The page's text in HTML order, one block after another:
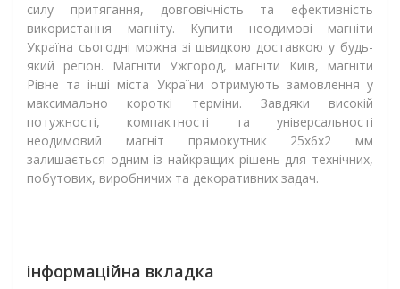
силу притягання, довговічність та ефективність
використання магніту. Купити неодимові магніти
Україна сьогодні можна зі швидкою доставкою у будь-
який регіон. Магніти Ужгород, магніти Київ, магніти
Рівне та інші міста України отримують замовлення у
максимально короткі терміни. Завдяки високій
потужності, компактності та універсальності
неодимовий магніт прямокутник 25х6х2 мм
залишається одним із найкращих рішень для технічних,
побутових, виробничих та декоративних задач.
інформаційна вкладка